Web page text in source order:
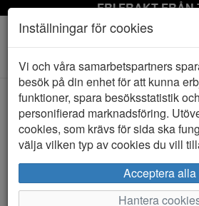
FRI FRAKT FRÅN
Toggle
navigation
HEM NAME IT
Inställningar för cookies
Vi och våra samarbetspartners
besök på din enhet för att kunna
funktioner, spara besöksstatistik
personifierad marknadsföring.
cookies, som krävs för sida ska
välja vilken typ av cookies du vill
Acceptera alla
Hantera